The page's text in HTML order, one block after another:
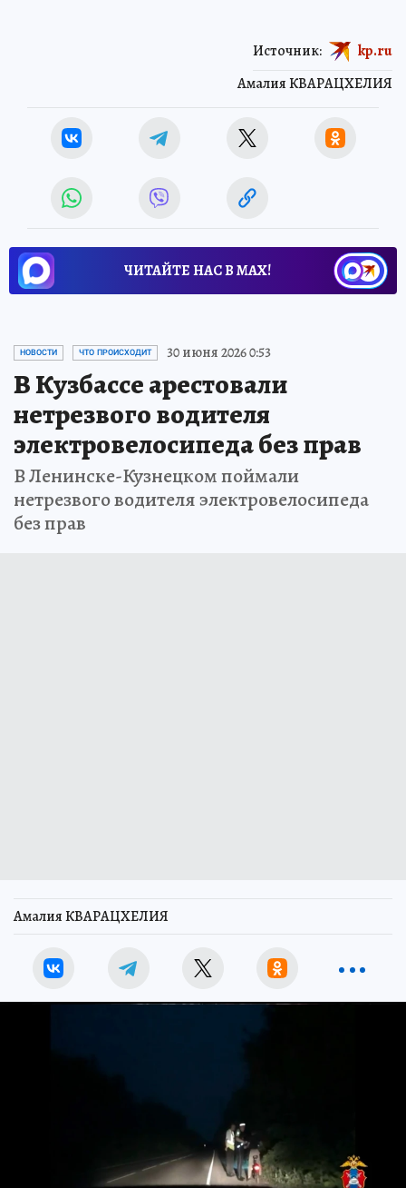
Амалия КВАРАЦХЕЛИЯ
Источник: kp.ru
ЧИТАЙТЕ НАС В МАХ!
НОВОСТИ ЧТО ПРОИСХОДИТ 30 июня 2026 0:53
В Кузбассе арестовали
нетрезвого водителя
электровелосипеда без прав
В Ленинске-Кузнецком поймали
нетрезвого водителя электровелосипеда
без прав
Амалия КВАРАЦХЕЛИЯ